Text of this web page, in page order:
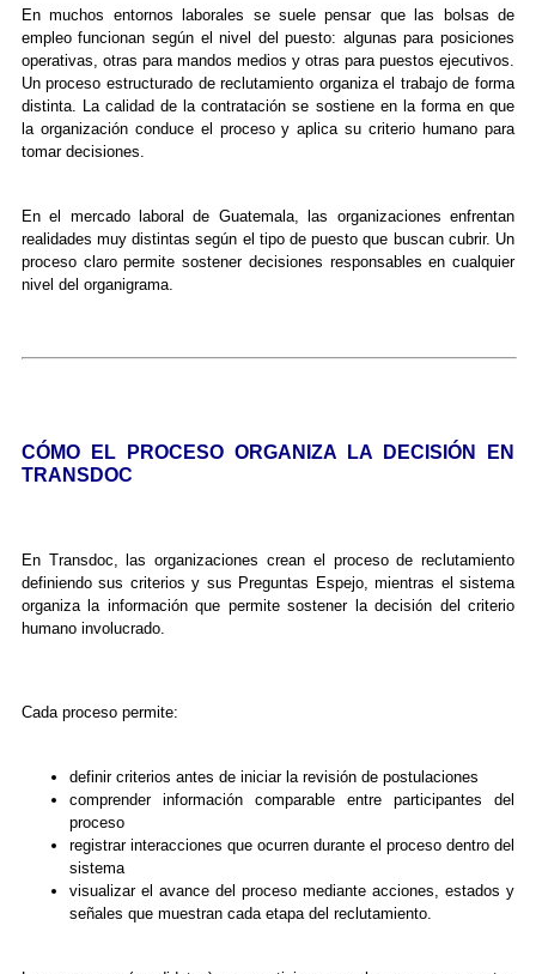
En muchos entornos laborales se suele pensar que las bolsas de
empleo funcionan según el nivel del puesto: algunas para posiciones
operativas, otras para mandos medios y otras para puestos ejecutivos.
Un proceso estructurado de reclutamiento organiza el trabajo de forma
distinta. La calidad de la contratación se sostiene en la forma en que
la organización conduce el proceso y aplica su criterio humano para
tomar decisiones.
En el mercado laboral de Guatemala, las organizaciones enfrentan
realidades muy distintas según el tipo de puesto que buscan cubrir. Un
proceso claro permite sostener decisiones responsables en cualquier
nivel del organigrama.
CÓMO EL PROCESO ORGANIZA LA DECISIÓN EN
TRANSDOC
En Transdoc, las organizaciones crean el proceso de reclutamiento
definiendo sus criterios y sus Preguntas Espejo, mientras el sistema
organiza la información que permite sostener la decisión del criterio
humano involucrado.
Cada proceso permite:
definir criterios antes de iniciar la revisión de postulaciones
comprender información comparable entre participantes del
proceso
registrar interacciones que ocurren durante el proceso dentro del
sistema
visualizar el avance del proceso mediante acciones, estados y
señales que muestran cada etapa del reclutamiento.